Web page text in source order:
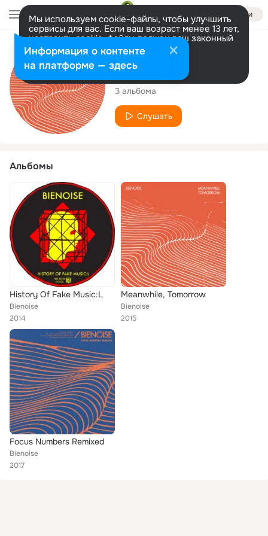
Войти
Мы используем cookie-файлы, чтобы улучшить
сервисы для вас. Если ваш возраст менее 13 лет,
настроить cookie-файлы должен ваш законный
представитель. Больше информации
Разрешить все Настроить
Исполнитель
Bienoise
3 альбома
Слушать
Альбомы
History Of Fake Music:L
Bienoise
2014
Meanwhile, Tomorrow
Bienoise
2015
Focus Numbers Remixed
Bienoise
2017
Информация о контенте
на платформе — здесь